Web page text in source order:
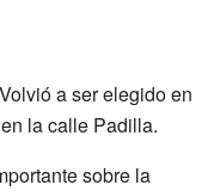
a ser elegido en
la calle Padilla.
sobre la